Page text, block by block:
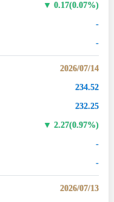
0.17(0.07%)
-
-
2026/07/14
234.52
232.25
2.27(0.97%)
-
-
2026/07/13